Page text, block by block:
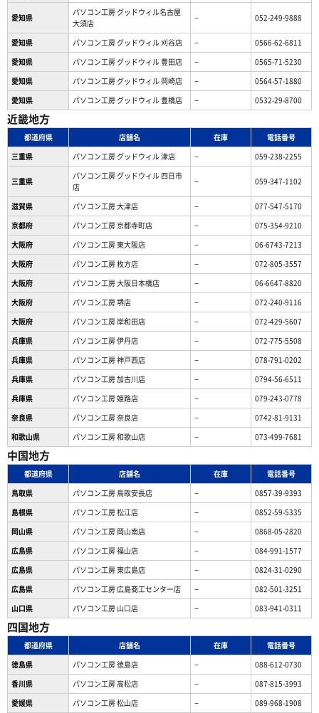
愛知県
パソコン工房 グッドウィル名古屋
大須店
− 052-249-9888
愛知県 パソコン工房 グッドウィル 刈谷店 −
0566-62-6811
愛知県
パソコン工房 グッドウィル 豊田店 −
0565-71-5230
愛知県
パソコン工房 グッドウィル 岡崎店 −
0564-57-1880
愛知県
パソコン工房 グッドウィル 豊橋店 − 0532-29-8700
近畿地方
都道府県 店舗名 在庫
電話番号
三重県
パソコン工房 グッドウィル 津店 − 059-238-2255
三重県
パソコン工房 グッドウィル 四日市
店
− 059-347-1102
滋賀県 パソコン工房 大津店 −
077-547-5170
京都府
パソコン工房 京都寺町店 −
075-354-9210
大阪府
パソコン工房 東大阪店 −
06-6743-7213
大阪府
パソコン工房 枚方店 −
072-805-3557
大阪府
パソコン工房 大阪日本橋店 −
06-6647-8820
大阪府
パソコン工房 堺店 −
072-240-9116
大阪府
パソコン工房 岸和田店 −
072-429-5607
兵庫県
パソコン工房 伊丹店 −
072-775-5508
兵庫県
パソコン工房 神戸西店 −
078-791-0202
兵庫県
パソコン工房 加古川店 −
0794-56-6511
兵庫県
パソコン工房 姫路店 −
079-243-0778
奈良県
パソコン工房 奈良店 −
0742-81-9131
和歌山県
パソコン工房 和歌山店 − 073-499-7681
中国地方
都道府県 店舗名 在庫
電話番号
鳥取県
パソコン工房 鳥取安長店 −
0857-39-9393
島根県
パソコン工房 松江店 −
0852-59-5335
岡山県
パソコン工房 岡山南店 −
0868-05-2820
広島県
パソコン工房 福山店 −
084-991-1577
広島県
パソコン工房 東広島店 −
0824-31-0290
広島県
パソコン工房 広島商工センター店 −
082-501-3251
山口県
パソコン工房 山口店 − 083-941-0311
四国地方
都道府県 店舗名 在庫
電話番号
徳島県
パソコン工房 徳島店 −
088-612-0730
香川県
パソコン工房 高松店 −
087-815-3993
愛媛県
パソコン工房 松山店 − 089-968-1908